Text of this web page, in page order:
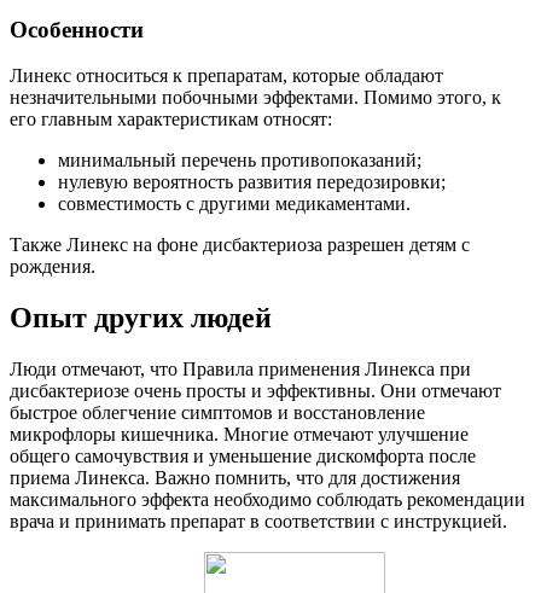
Особенности
Линекс относиться к препаратам, которые обладают
незначительными побочными эффектами. Помимо этого, к
его главным характеристикам относят:
минимальный перечень противопоказаний;
нулевую вероятность развития передозировки;
совместимость с другими медикаментами.
Также Линекс на фоне дисбактериоза разрешен детям с
рождения.
Опыт других людей
Люди отмечают, что Правила применения Линекса при
дисбактериозе очень просты и эффективны. Они отмечают
быстрое облегчение симптомов и восстановление
микрофлоры кишечника. Многие отмечают улучшение
общего самочувствия и уменьшение дискомфорта после
приема Линекса. Важно помнить, что для достижения
максимального эффекта необходимо соблюдать рекомендации
врача и принимать препарат в соответствии с инструкцией.